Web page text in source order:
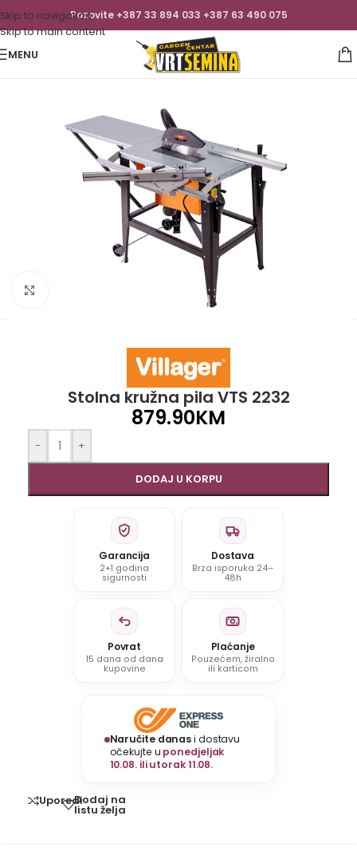
Skip to navigation
Skip to main content
Pozovite +387 33 894 033 +387 63 490 075
MENU
Stolna kružna pila VTS 2232
879.90KM
- +
DODAJ U KORPU
Garancija
2+1 godina
sigurnosti
Dostava
Brza isporuka 24–
48h
Povrat
15 dana od dana
kupovine
Plaćanje
Pouzećem, žiralno
ili karticom
Naručite danasi dostavu
očekujte u ponedjeljak
10.08. ili utorak 11.08.
UporediDodaj na
listu želja